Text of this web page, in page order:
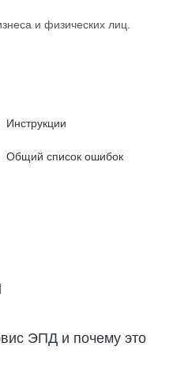
и физических лиц.
Инструкции
Общий список ошибок
ЭПД и почему это